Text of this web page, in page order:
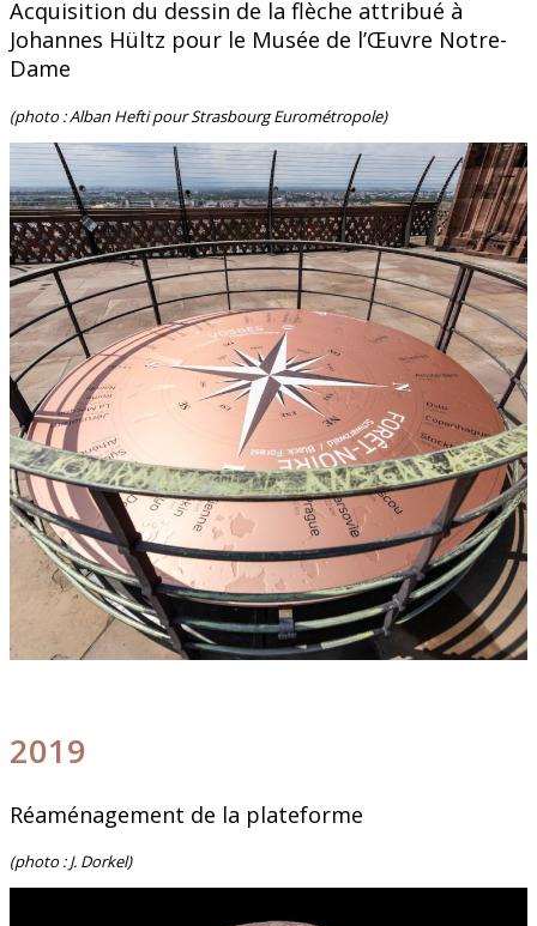
Acquisition du dessin de la flèche attribué à
Johannes Hültz pour le Musée de l’Œuvre Notre-
Dame
(photo : Alban Hefti pour Strasbourg Eurométropole)
2019
Réaménagement de la plateforme
(photo : J. Dorkel)